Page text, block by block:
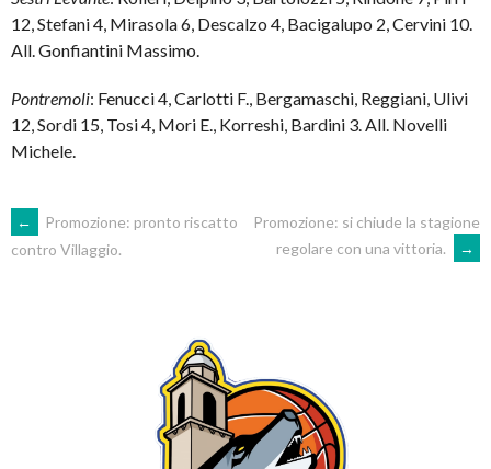
12, Stefani 4, Mirasola 6, Descalzo 4, Bacigalupo 2, Cervini 10.
All. Gonfiantini Massimo.
Pontremoli: Fenucci 4, Carlotti F., Bergamaschi, Reggiani, Ulivi
12, Sordi 15, Tosi 4, Mori E., Korreshi, Bardini 3. All. Novelli
Michele.
POST
←
Promozione: pronto riscatto
contro Villaggio.
Promozione: si chiude la stagione
regolare con una vittoria.
→